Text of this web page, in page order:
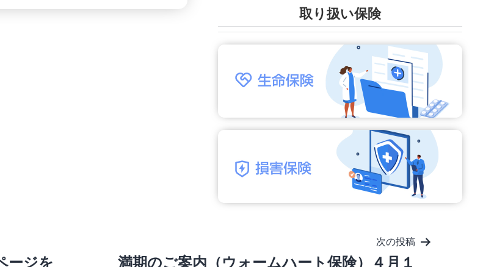
取り扱い保険
ージを
次の投稿
満期のご案内（ウォームハート保険）４月１